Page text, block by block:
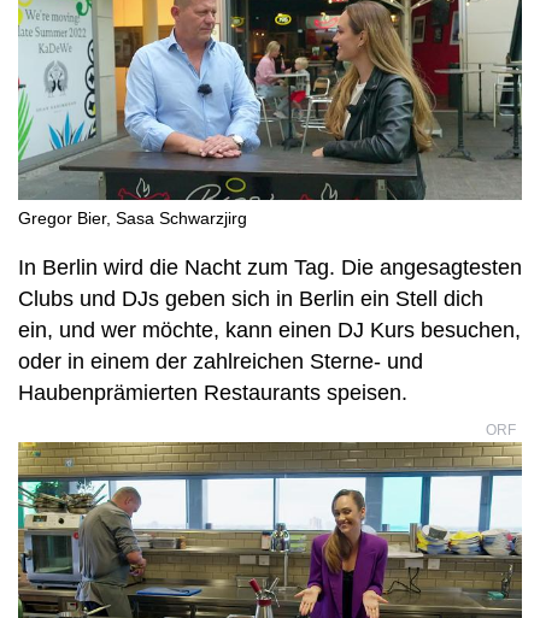
Gregor Bier, Sasa Schwarzjirg
In Berlin wird die Nacht zum Tag. Die angesagtesten
Clubs und DJs geben sich in Berlin ein Stell dich
ein, und wer möchte, kann einen DJ Kurs besuchen,
oder in einem der zahlreichen Sterne- und
Haubenprämierten Restaurants speisen.
ORF